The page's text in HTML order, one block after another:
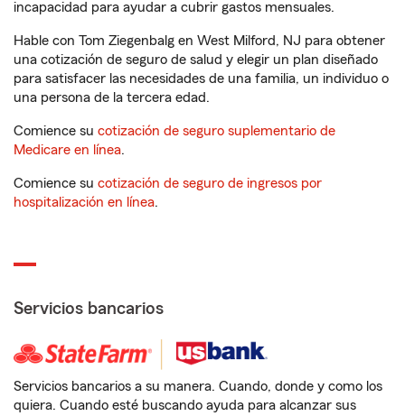
incapacidad para ayudar a cubrir gastos mensuales.
Hable con Tom Ziegenbalg en West Milford, NJ para obtener
una cotización de seguro de salud y elegir un plan diseñado
para satisfacer las necesidades de una familia, un individuo o
una persona de la tercera edad.
Comience su cotización de seguro suplementario de
Medicare en línea.
Comience su cotización de seguro de ingresos por
hospitalización en línea.
Servicios bancarios
Servicios bancarios a su manera. Cuando, donde y como los
quiera. Cuando esté buscando ayuda para alcanzar sus